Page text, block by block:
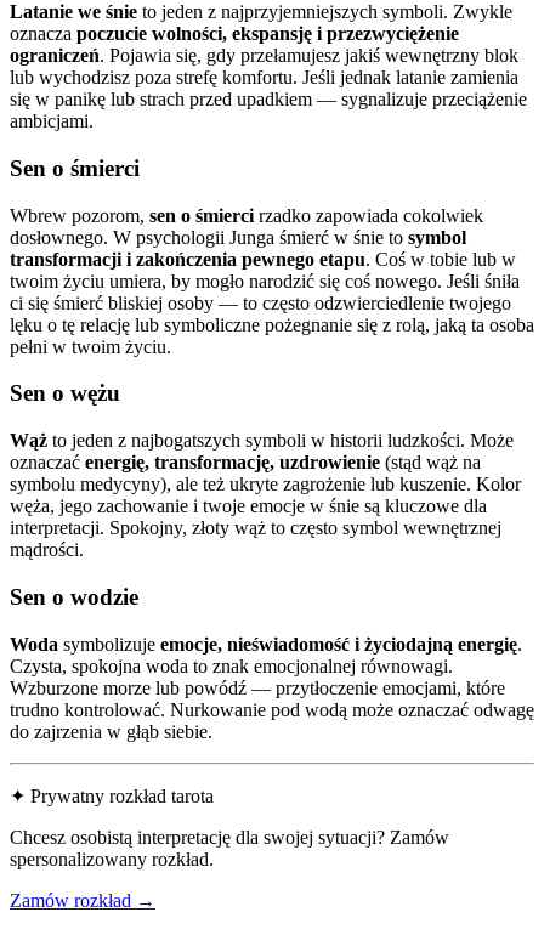
Latanie we śnie to jeden z najprzyjemniejszych symboli. Zwykle
oznacza poczucie wolności, ekspansję i przezwyciężenie
ograniczeń. Pojawia się, gdy przełamujesz jakiś wewnętrzny blok
lub wychodzisz poza strefę komfortu. Jeśli jednak latanie zamienia
się w panikę lub strach przed upadkiem — sygnalizuje przeciążenie
ambicjami.
Sen o śmierci
Wbrew pozorom, sen o śmierci rzadko zapowiada cokolwiek
dosłownego. W psychologii Junga śmierć w śnie to symbol
transformacji i zakończenia pewnego etapu. Coś w tobie lub w
twoim życiu umiera, by mogło narodzić się coś nowego. Jeśli śniła
ci się śmierć bliskiej osoby — to często odzwierciedlenie twojego
lęku o tę relację lub symboliczne pożegnanie się z rolą, jaką ta osoba
pełni w twoim życiu.
Sen o wężu
Wąż to jeden z najbogatszych symboli w historii ludzkości. Może
oznaczać energię, transformację, uzdrowienie (stąd wąż na
symbolu medycyny), ale też ukryte zagrożenie lub kuszenie. Kolor
węża, jego zachowanie i twoje emocje w śnie są kluczowe dla
interpretacji. Spokojny, złoty wąż to często symbol wewnętrznej
mądrości.
Sen o wodzie
Woda symbolizuje emocje, nieświadomość i życiodajną energię.
Czysta, spokojna woda to znak emocjonalnej równowagi.
Wzburzone morze lub powódź — przytłoczenie emocjami, które
trudno kontrolować. Nurkowanie pod wodą może oznaczać odwagę
do zajrzenia w głąb siebie.
✦ Prywatny rozkład tarota
Chcesz osobistą interpretację dla swojej sytuacji? Zamów
spersonalizowany rozkład.
Zamów rozkład →